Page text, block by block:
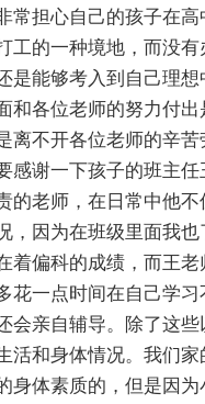
担心自己的孩子在高
工的一种境地，而没有
是能够考入到自己理想
和各位老师的努力付
离不开各位老师的辛苦
感谢一下孩子的班主
的老师，在日常中他
，因为在班级里面我
着偏科的成绩，而王
花一点时间在自己学习
会亲自辅导。除了这些
活和身体情况。我们
身体素质的，但是因